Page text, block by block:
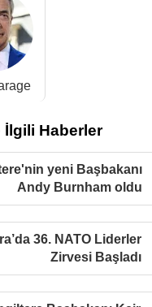
İlgili Haberler
yeni Başbakanı
Andy Burnham oldu
36. NATO Liderler
Zirvesi Başladı